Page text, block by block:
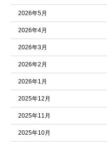
2026年5月
2026年4月
2026年3月
2026年2月
2026年1月
2025年12月
2025年11月
2025年10月